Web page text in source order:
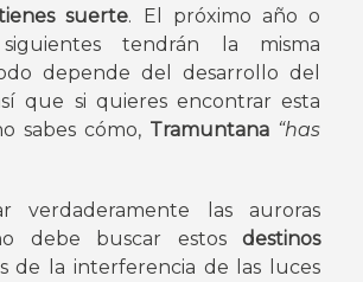
suerte. El próximo año o
tendrán la misma
depende del desarrollo del
que si quieres encontrar esta
sabes cómo, Tramuntana “has
verdaderamente las auroras
debe buscar estos destinos
de la interferencia de las luces